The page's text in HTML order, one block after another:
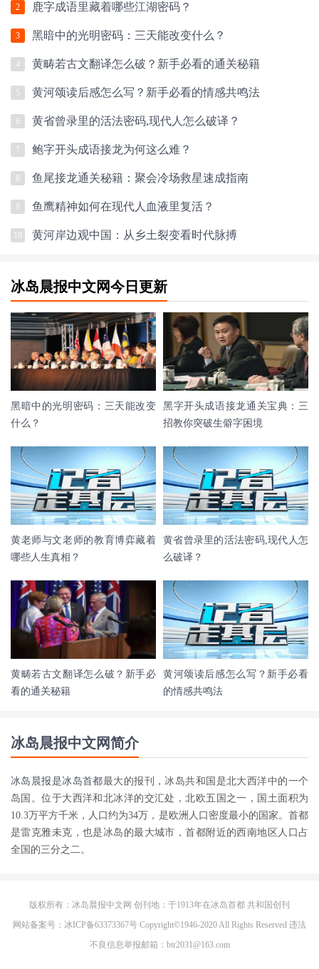
2 鹿字成语里藏着哪些江湖密码？
3 黑暗中的光明密码：三天能改变什么？
4 黄畴若古文翻译怎么破？新手必看的通关秘籍
5 黄河颂读后感怎么写？新手必看的情感共鸣法
6 黄省曾录里的活法密码,现代人怎么破译？
7 鲍字开头成语接龙为何这么难？
鱼尾接龙通关秘籍：聚会冷场救星速成指南
9 鱼鹰精神如何在现代人血液里复活？
黄河岸边观中国：从乡土裂变看时代脉搏
冰岛晨报中文网今日更新
黑暗中的光明密码：三天能改变
什么？
黑字开头成语接龙通关宝典：三
招教你突破生僻字困境
黄老师与文老师的教育博弈藏着
哪些人生真相？
黄省曾录里的活法密码,现代人怎
么破译？
黄畴若古文翻译怎么破？新手必
看的通关秘籍
黄河颂读后感怎么写？新手必看
的情感共鸣法
冰岛晨报中文网简介
冰岛晨报是冰岛首都最大的报刊，冰岛共和国是北大西洋中的一个
岛国。位于大西洋和北冰洋的交汇处，北欧五国之一，国土面积为
10.3万平方千米，人口约为34万，是欧洲人口密度最小的国家。首都
是雷克雅未克，也是冰岛的最大城市，首都附近的西南地区人口占
全国的三分之二。
版权所有：冰岛晨报中文网 创刊地：于1913年在冰岛首都 共和国创刊
网站备案号：冰ICP备63373367号 Copyright©1946-2020 All Rights Reserved 违法
不良信息举报邮箱：btr2031@163.com